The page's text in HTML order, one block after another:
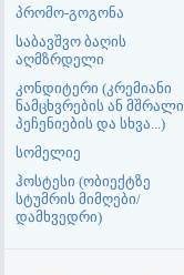
პრომო-გოგონა
საბავშვო ბაღის
აღმზრდელი
კონდიტერი (კრემიანი
ნამცხვრების ან მშრალი
პეჩენიების და სხვა...)
სომელიე
ჰოსტესი (ობიექტზე
სტუმრის მიმღები/
დამხვედრი)